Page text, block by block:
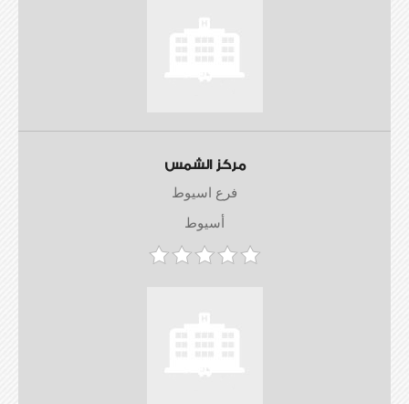
مركز الشمس
فرع اسيوط
أسيوط